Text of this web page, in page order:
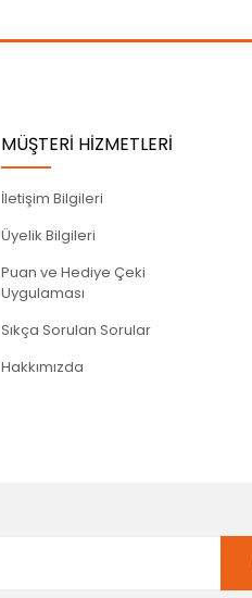
MÜŞTERİ HİZMETLERİ
İletişim Bilgileri
Üyelik Bilgileri
Puan ve Hediye Çeki
Uygulaması
Sıkça Sorulan Sorular
Hakkımızda